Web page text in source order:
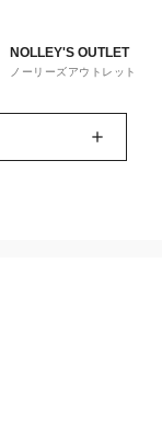
NOLLEY'S OUTLET
ノーリーズアウトレット